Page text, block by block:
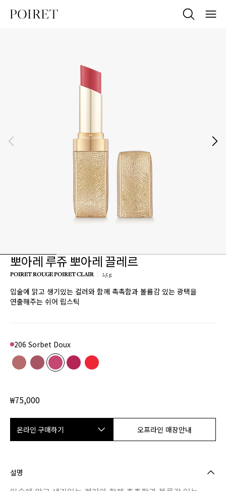
뽀아레 루쥬 뽀아레 끌레르
POIRET ROUGE POIRET CLAIR 2.5 g
입술에 맑고 생기있는 컬러와 함께 촉촉함과 볼륨감 있는 광택을
연출해주는 쉬어 립스틱
Color
206 Sorbet Doux
103 Du matin
Product variant in stock
104 Mon chéri
Product variant in stock
206 Sorbet Doux
Product variant in stock
207 Rose fleurie
Product variant in stock
304 Étoffe de fleurs
Product variant in stock
₩75,000
온라인 구매하기 오프라인 매장안내
설명